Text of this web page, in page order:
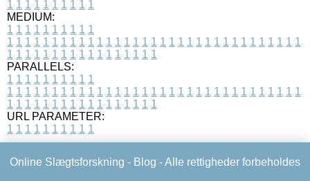
1 1 1 1 1 1 1 1 1 1
MEDIUM:
1 1 1 1 1 1 1 1 1 1
1 1 1 1 1 1 1 1 1 1 1 1 1 1 1 1 1 1 1 1 1 1 1 1 1 1 1 1 1 1 1 1 1
1 1 1 1 1 1 1 1 1 1 1 1 1 1 1 1 1
PARALLELS:
1 1 1 1 1 1 1 1 1 1
1 1 1 1 1 1 1 1 1 1 1 1 1 1 1 1 1 1 1 1 1 1 1 1 1 1 1 1 1 1 1 1 1
1 1 1 1 1 1 1 1 1 1 1 1 1 1 1 1 1
URL PARAMETER:
1 1 1 1 1 1 1 1 1 1
Online Slægtsforskning - Blog - Alle rettigheder forbeholdes